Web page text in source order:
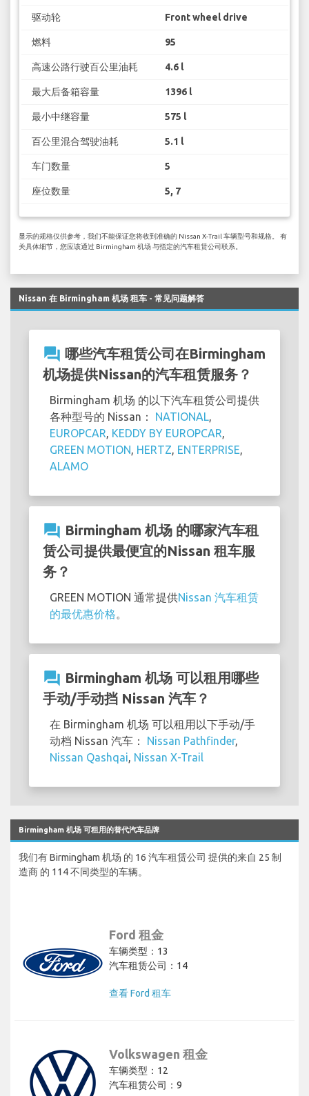
驱动轮 Front wheel drive
燃料 95
高速公路行驶百公里油耗 4.6 l
最大后备箱容量 1396 l
最小中继容量 575 l
百公里混合驾驶油耗 5.1 l
车门数量 5
座位数量 5, 7
显示的规格仅供参考，我们不能保证您将收到准确的 Nissan X-Trail 车辆型号和规格。 有
关具体细节，您应该通过 Birmingham 机场 与指定的汽车租赁公司联系。
Nissan 在 Birmingham 机场 租车 - 常见问题解答
question_answer 哪些汽车租赁公司在Birmingham
机场提供Nissan的汽车租赁服务？
Birmingham 机场 的以下汽车租赁公司提供
各种型号的 Nissan： NATIONAL
EUROPCAR KEDDY BY EUROPCAR
GREEN MOTION HERTZ ENTERPRISE
ALAMO
question_answer Birmingham 机场 的哪家汽车租
赁公司提供最便宜的Nissan 租车服
务？
GREEN MOTION 通常提供Nissan 汽车租赁
的最优惠价格
question_answer Birmingham 机场 可以租用哪些
手动/手动挡 Nissan 汽车？
在 Birmingham 机场 可以租用以下手动/手
动档 Nissan 汽车： Nissan Pathfinder,
Nissan Qashqai Nissan X-Trail
Birmingham 机场 可租用的替代汽车品牌
我们有 Birmingham 机场 的 16 汽车租赁公司 提供的来自 25 制
造商 的 114 不同类型的车辆。
Ford 租金
车辆类型：13
汽车租赁公司：14
查看 Ford 租车
Volkswagen 租金
车辆类型：12
汽车租赁公司：9